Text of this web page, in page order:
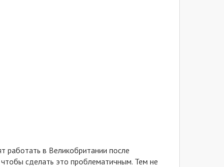
работать в Великобритании после
сделать это проблематичным. Тем не